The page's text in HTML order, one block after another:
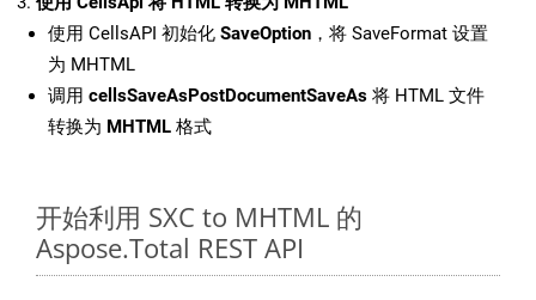
使用 CellsAPI 初始化 SaveOption ，将 SaveFormat 设置
为 MHTML
调用 cellsSaveAsPostDocumentSaveAs 将 HTML 文件
转换为 MHTML 格式
开始利用 SXC to MHTML 的
Aspose.Total REST API